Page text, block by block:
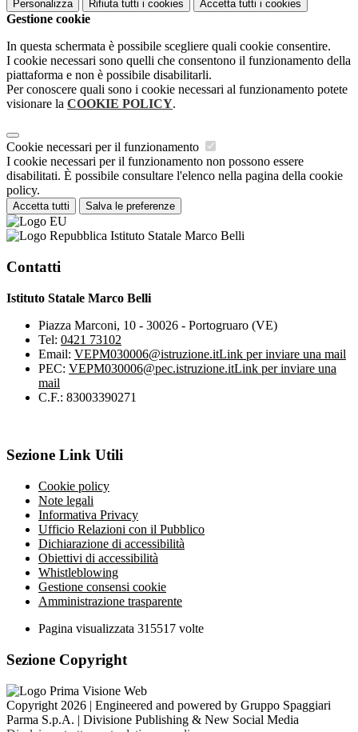
Personalizza Rifiuta tutti i cookies Accetta tutti i cookies
Gestione cookie
In questa schermata è possibile scegliere quali cookie consentire.
I cookie necessari sono quelli che consentono il funzionamento della
piattaforma e non è possibile disabilitarli.
Per conoscere quali sono i cookie necessari al funzionamento potete
visionare la COOKIE POLICY.
Cookie necessari per il funzionamento
I cookie necessari per il funzionamento non possono essere
disabilitati. È possibile consultare l'elenco nella pagina della cookie
policy.
Accetta tutti Salva le preferenze
Istituto Statale Marco Belli
Contatti
Istituto Statale Marco Belli
Piazza Marconi, 10 - 30026 - Portogruaro (VE)
Tel: 0421 73102
Email: VEPM030006@istruzione.itLink per inviare una mail
PEC: VEPM030006@pec.istruzione.itLink per inviare una
mail
C.F.: 83003390271
Sezione Link Utili
Cookie policy
Note legali
Informativa Privacy
Ufficio Relazioni con il Pubblico
Dichiarazione di accessibilità
Obiettivi di accessibilità
Whistleblowing
Gestione consensi cookie
Amministrazione trasparente
Pagina visualizzata 315517 volte
Sezione Copyright
Copyright 2026 | Engineered and powered by Gruppo Spaggiari
Parma S.p.A. | Divisione Publishing & New Social Media